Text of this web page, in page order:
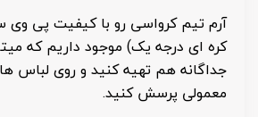
آرم تیم کرواسی رو با کیفیت پی وی
کره ای درجه یک) موجود داریم که
جداگانه هم تهیه کنید و روی لباس
معمولی پرسش کنید.